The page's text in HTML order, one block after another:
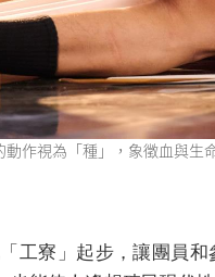
作視為「種」，象徵血與生
工寮」起步，讓團員
能使人遙想殖民現代